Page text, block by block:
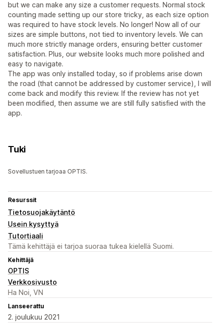
but we can make any size a customer requests. Normal stock
counting made setting up our store tricky, as each size option
was required to have stock levels. No longer! Now all of our
sizes are simple buttons, not tied to inventory levels. We can
much more strictly manage orders, ensuring better customer
satisfaction. Plus, our website looks much more polished and
easy to navigate.
The app was only installed today, so if problems arise down
the road (that cannot be addressed by customer service), I will
come back and modify this review. If the review has not yet
been modified, then assume we are still fully satisfied with the
app.
Tuki
Sovellustuen tarjoaa OPTIS.
Resurssit
Tietosuojakäytäntö
Usein kysyttyä
Tutortiaali
Tämä kehittäjä ei tarjoa suoraa tukea kielellä Suomi.
Kehittäjä
OPTIS
Verkkosivusto
Ha Noi, VN
Lanseerattu
2. joulukuu 2021